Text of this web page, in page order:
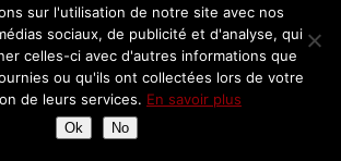
sur l'utilisation de notre site avec nos
sociaux, de publicité et d'analyse, qui
celles-ci avec d'autres informations que
ou qu'ils ont collectées lors de votre
de leurs services. En savoir plus
Ok No